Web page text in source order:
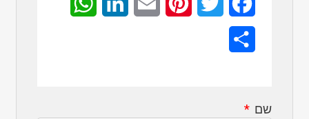
Facebook
Twitter
Pinterest
Email
LinkedIn
שם